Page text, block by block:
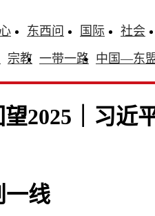
东西问 国际 社会
宗教 一带一路 中国—东
望2025｜习近
一线